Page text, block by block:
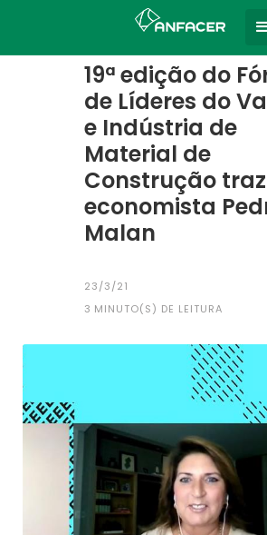
Todas as notícias
19ª edição do
de Líderes do
e Indústria de
Material de
Construção traz
economista
Malan
23/3/21
3 MINUTO(S) DE LEITURA